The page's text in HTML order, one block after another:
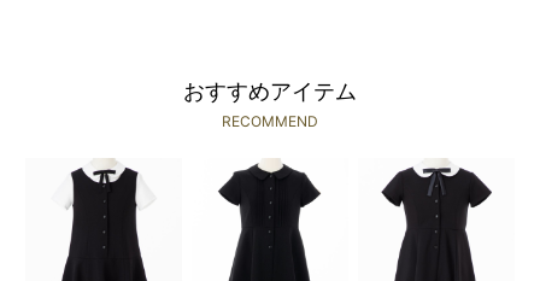
おすすめアイテム
RECOMMEND